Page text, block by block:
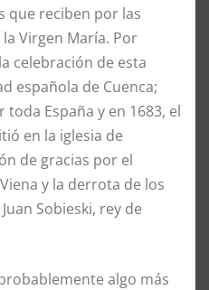
que reciben por las
Virgen María. Por
celebración de esta
española de Cuenca;
España y en 1683, el
en la iglesia de
de gracias por el
y la derrota de los
Sobieski, rey de
algo más